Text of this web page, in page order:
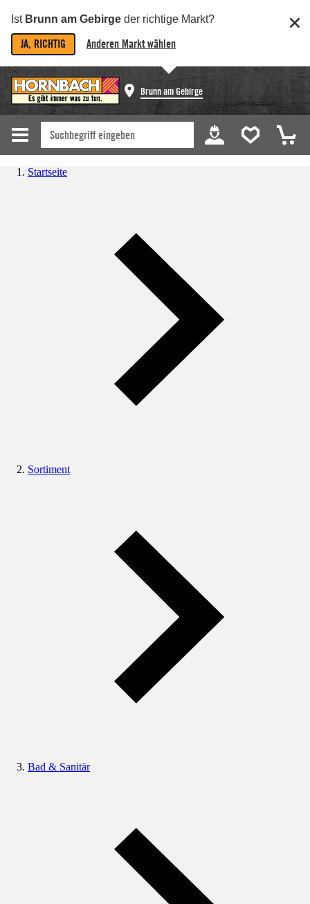
Ist Brunn am Gebirge der richtige Markt?
JA, RICHTIG Anderen Markt wählen
Brunn am Gebirge
Startseite
Sortiment
Bad & Sanitär